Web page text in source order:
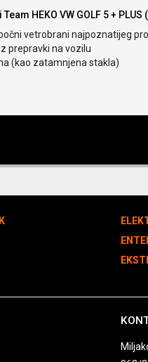
HEKO VW GOLF 5 +
vetrobrani najpoznatijeg
prepravki na vozilu
(kao zatamnjena stakla)